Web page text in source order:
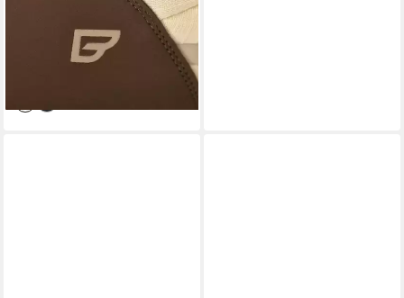
ab 92,37 € UVP139,95 €
lieferbar - in 2-3 Werktagen bei dir